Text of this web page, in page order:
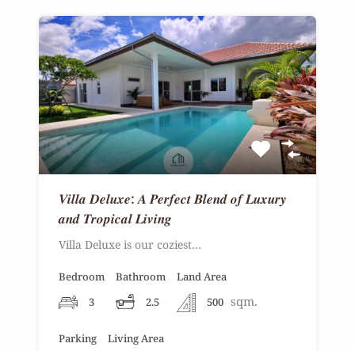
𝑽𝒊𝒍𝒍𝒂 𝑫𝒆𝒍𝒖𝒙𝒆: 𝑨 𝑷𝒆𝒓𝒇𝒆𝒄𝒕 𝑩𝒍𝒆𝒏𝒅 𝒐𝒇 𝑳𝒖𝒙𝒖𝒓𝒚
𝒂𝒏𝒅 𝑻𝒓𝒐𝒑𝒊𝒄𝒂𝒍 𝑳𝒊𝒗𝒊𝒏𝒈
Villa Deluxe is our coziest…
Bedroom
3
Bathroom
2.5
Land Area
500 sqm.
Parking
Living Area